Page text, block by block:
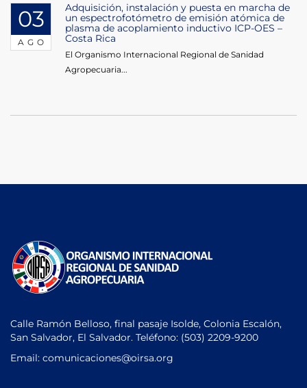
03
AGO
Adquisición, instalación y puesta en marcha de
un espectrofotómetro de emisión atómica de
plasma de acoplamiento inductivo ICP-OES –
Costa Rica
El Organismo Internacional Regional de Sanidad
Agropecuaria...
Calle Ramón Belloso, final pasaje Isolde, Colonia Escalón,
San Salvador, El Salvador. Teléfono: (503) 2209-9200
Email: comunicaciones@oirsa.org